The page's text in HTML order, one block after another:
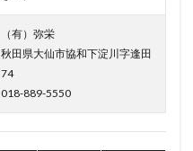
（有）弥栄
秋田県大仙市協和下淀川字逢田
74
018-889-5550